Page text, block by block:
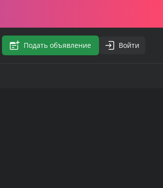
Подать объявление Войти